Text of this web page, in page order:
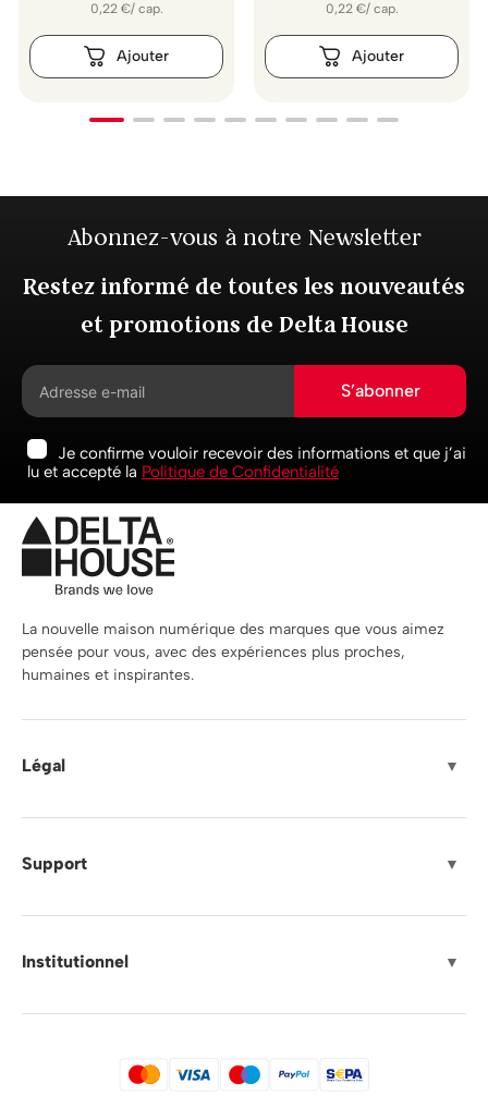
0,22 €/ cap. 0,22 €/ cap.
Abonnez-vous à notre Newsletter
Restez informé de toutes les nouveautés
et promotions de Delta House
S’abonner
Je confirme vouloir recevoir des informations et que j’ai
lu et accepté la Politique de Confidentialité
La nouvelle maison numérique des marques que vous aimez
pensée pour vous, avec des expériences plus proches,
humaines et inspirantes.
Légal ▼
Support ▼
Institutionnel ▼